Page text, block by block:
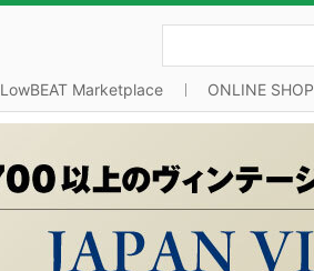
LowBEAT Marketplace ONLINE SHOP